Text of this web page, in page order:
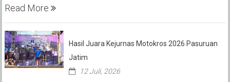
Read More
Hasil Juara Kejurnas Motokros 2026 Pasuruan
Jatim
12 Juli, 2026